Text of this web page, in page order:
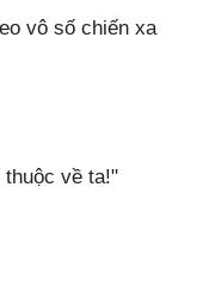
vô số chiến xa
thuộc về ta!"